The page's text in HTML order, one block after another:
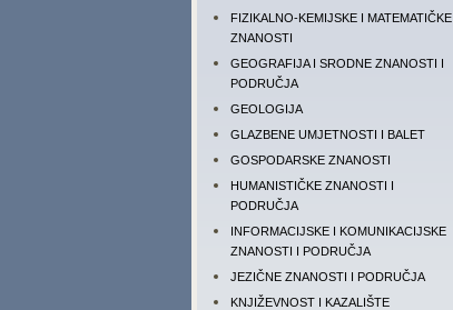
FIZIKALNO-KEMIJSKE I MATEMATIČKE
ZNANOSTI
GEOGRAFIJA I SRODNE ZNANOSTI I
PODRUČJA
GEOLOGIJA
GLAZBENE UMJETNOSTI I BALET
GOSPODARSKE ZNANOSTI
HUMANISTIČKE ZNANOSTI I
PODRUČJA
INFORMACIJSKE I KOMUNIKACIJSKE
ZNANOSTI I PODRUČJA
JEZIČNE ZNANOSTI I PODRUČJA
KNJIŽEVNOST I KAZALIŠTE